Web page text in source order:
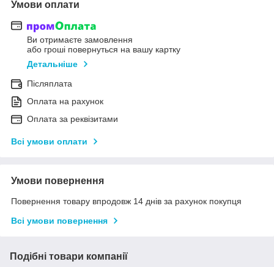
Умови оплати
Ви отримаєте замовлення
або гроші повернуться на вашу картку
Детальніше
Післяплата
Оплата на рахунок
Оплата за реквізитами
Всі умови оплати
Умови повернення
Повернення товару впродовж 14 днів за рахунок покупця
Всі умови повернення
Подібні товари компанії